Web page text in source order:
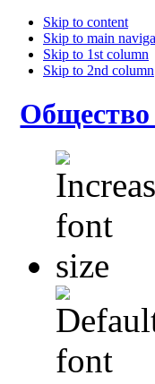
Skip to content
Skip to main
Skip to 1st column
Skip to 2nd column
Общество